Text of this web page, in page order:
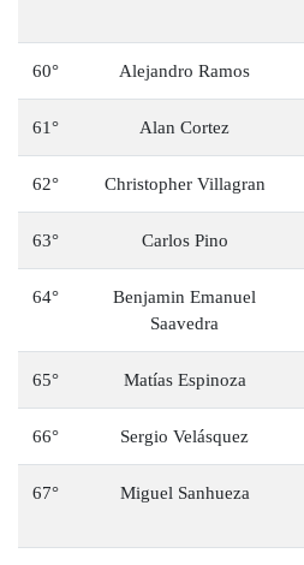
60° Alejandro Ramos
61° Alan Cortez
62° Christopher Villagran
63° Carlos Pino
64°
Benjamin Emanuel
Saavedra
65° Matías Espinoza
66° Sergio Velásquez
67° Miguel Sanhueza